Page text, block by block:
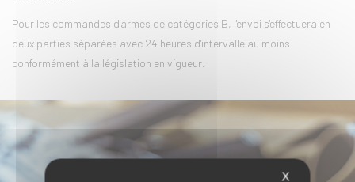
Pour les commandes d'armes de catégories B, l'envoi s'effectuera en
deux parties séparées avec 24 heures d'intervalle au moins
conformément à la législation en vigueur.
X